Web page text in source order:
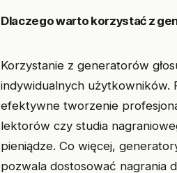
Dlaczego warto korzystać z
Korzystanie z generatorów
indywidualnych użytkowników.
efektywne tworzenie
lektorów czy studia
pieniądze. Co więcej,
pozwala dostosować nagrania